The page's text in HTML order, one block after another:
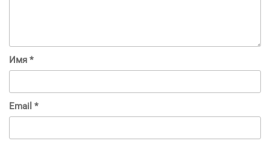
Имя *
Email *